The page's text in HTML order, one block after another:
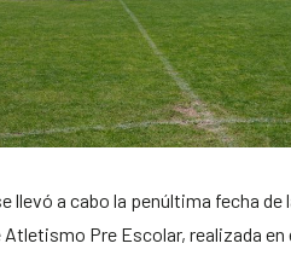
llevó a cabo la penúltima fecha
Pre Escolar, realizada